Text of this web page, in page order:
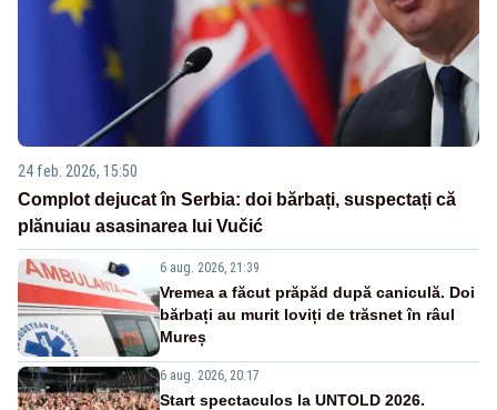
24 feb. 2026, 15:50
Complot dejucat în Serbia: doi bărbați, suspectați că
plănuiau asasinarea lui Vučić
6 aug. 2026, 21:39
Vremea a făcut prăpăd după caniculă. Doi
bărbați au murit loviți de trăsnet în râul
Mureș
6 aug. 2026, 20:17
Start spectaculos la UNTOLD 2026.